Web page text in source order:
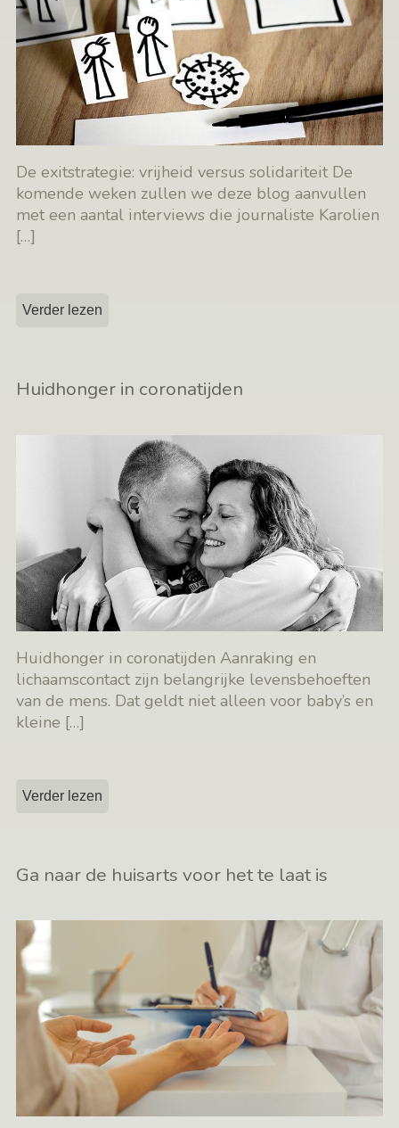
De exitstrategie: vrijheid versus solidariteit De
komende weken zullen we deze blog aanvullen
met een aantal interviews die journaliste Karolien
[…]
Verder lezen
Huidhonger in coronatijden
Huidhonger in coronatijden Aanraking en
lichaamscontact zijn belangrijke levensbehoeften
van de mens. Dat geldt niet alleen voor baby’s en
kleine […]
Verder lezen
Ga naar de huisarts voor het te laat is